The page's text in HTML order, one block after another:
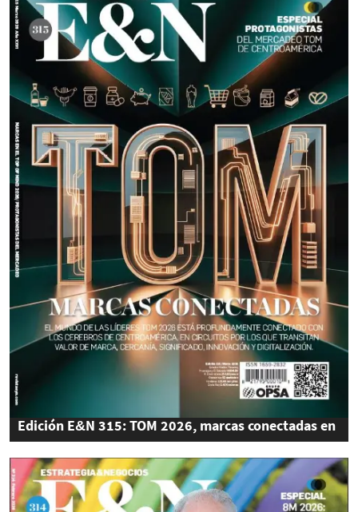
Edición E&N 315: TOM 2026, marcas conectadas en
los cerebros de Centroamérica